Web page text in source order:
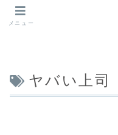
ヤバい上司
メニュー